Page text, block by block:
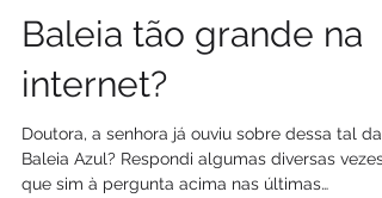
haviam notado uma
Baleia tão grande na
internet?
Doutora, a senhora já ouviu sobre dessa tal da